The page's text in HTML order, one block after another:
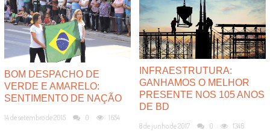
BOM DESPACHO DE
VERDE E AMARELO:
SENTIMENTO DE NAÇÃO
14 de setembro de 2015 0 1654
INFRAESTRUTURA:
GANHAMOS O MELHOR
PRESENTE NOS 105 ANOS
DE BD
8 de junho de 2017 0 1346